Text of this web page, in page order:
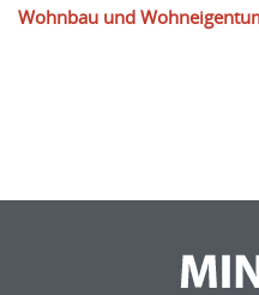
Wohnbau und